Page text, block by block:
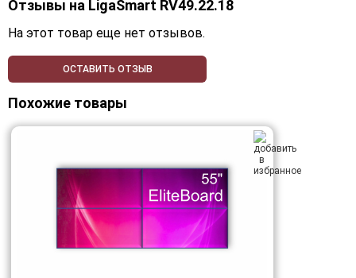
Отзывы на LigaSmart RV49.22.18
На этот товар еще нет отзывов.
ОСТАВИТЬ ОТЗЫВ
Похожие товары